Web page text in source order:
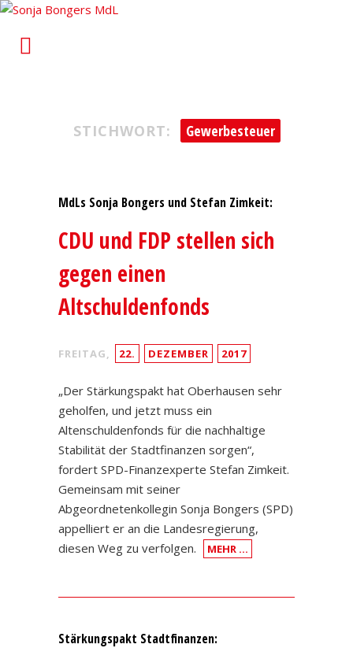
Sonja Bongers MdL
STICHWORT: Gewerbesteuer
MdLs Sonja Bongers und Stefan Zimkeit:
CDU und FDP stellen sich
gegen einen
Altschuldenfonds
FREITAG, 22. DEZEMBER 2017
„Der Stärkungspakt hat Oberhausen sehr
geholfen, und jetzt muss ein
Altenschuldenfonds für die nachhaltige
Stabilität der Stadtfinanzen sorgen“,
fordert SPD-Finanzexperte Stefan Zimkeit.
Gemeinsam mit seiner
Abgeordnetenkollegin Sonja Bongers (SPD)
appelliert er an die Landesregierung,
diesen Weg zu verfolgen.
MEHR …
Stärkungspakt Stadtfinanzen: